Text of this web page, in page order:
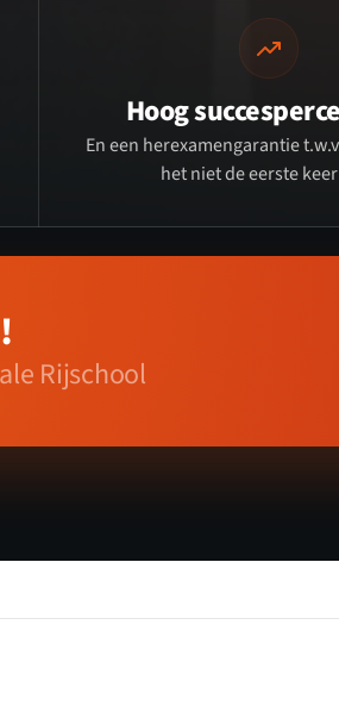
Hoog
En een herexamengarantie
het niet de eerste
Rijschool